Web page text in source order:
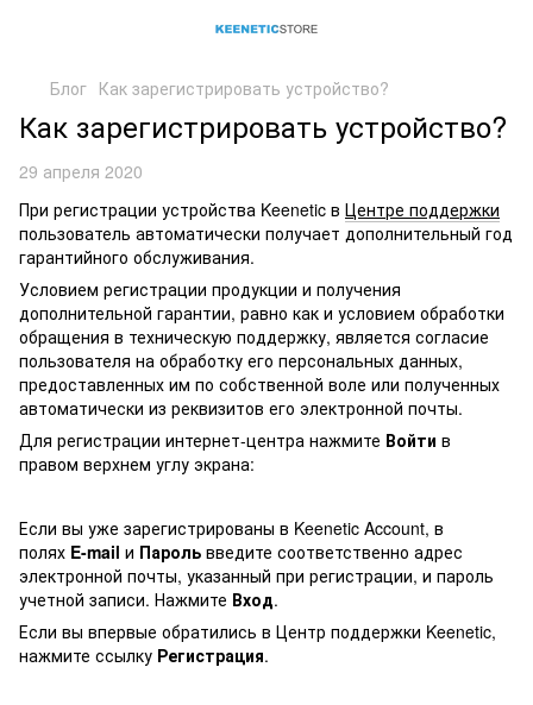
Блог Как зарегистрировать устройство?
Как зарегистрировать устройство?
29 апреля 2020
При регистрации устройства Keenetic в Центре поддержки
пользователь автоматически получает дополнительный год
гарантийного обслуживания.
Условием регистрации продукции и получения
дополнительной гарантии, равно как и условием обработки
обращения в техническую поддержку, является согласие
пользователя на обработку его персональных данных,
предоставленных им по собственной воле или полученных
автоматически из реквизитов его электронной почты.
Для регистрации интернет-центра нажмите Войти в
правом верхнем углу экрана:
Если вы уже зарегистрированы в Keenetic Account, в
полях E-mail и Пароль введите соответственно адрес
электронной почты, указанный при регистрации, и пароль
учетной записи. Нажмите Вход.
Если вы впервые обратились в Центр поддержки Keenetic,
нажмите ссылку Регистрация.